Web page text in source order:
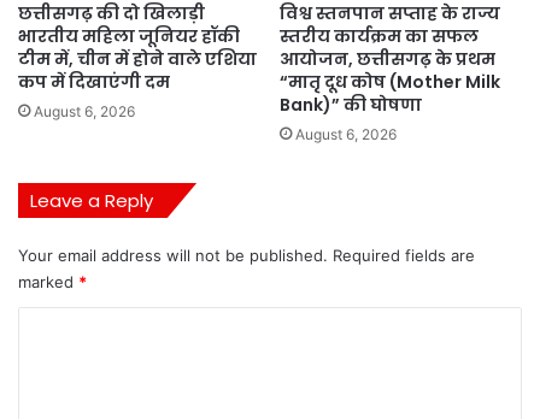
छत्तीसगढ़ की दो खिलाड़ी
भारतीय महिला जूनियर हॉकी
टीम में, चीन में होने वाले एशिया
कप में दिखाएंगी दम
August 6, 2026
विश्व स्तनपान सप्ताह के राज्य
स्तरीय कार्यक्रम का सफल
आयोजन, छत्तीसगढ़ के प्रथम
“मातृ दूध कोष (Mother Milk
Bank)” की घोषणा
August 6, 2026
Leave a Reply
Your email address will not be published. Required fields are
marked *